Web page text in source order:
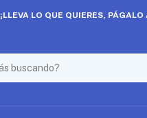
¡LLEVA LO QUE QUIERES,